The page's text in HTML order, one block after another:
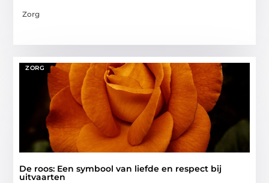
Zorg
ZORG
De roos: Een symbool van liefde en respect bij
uitvaarten